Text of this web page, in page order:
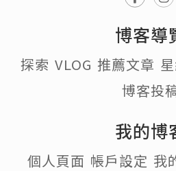
博客導
探索 VLOG 推薦文章
博客投
我的博
個人頁面 帳戶設定 我